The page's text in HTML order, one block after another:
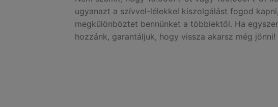
ugyanazt a szívvel-lélekkel kiszolgálást fogod
megkülönböztet bennünket a többiektől. Ha
hozzánk, garantáljuk, hogy vissza akarsz még jönni!